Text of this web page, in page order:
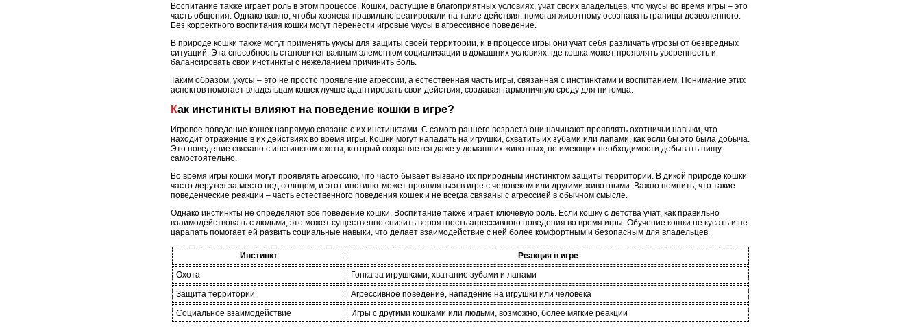
Воспитание также играет роль в этом процессе. Кошки, растущие в благоприятных условиях, учат своих владельцев, что укусы во время игры – это
часть общения. Однако важно, чтобы хозяева правильно реагировали на такие действия, помогая животному осознавать границы дозволенного.
Без корректного воспитания кошки могут перенести игровые укусы в агрессивное поведение.
В природе кошки также могут применять укусы для защиты своей территории, и в процессе игры они учат себя различать угрозы от безвредных
ситуаций. Эта способность становится важным элементом социализации в домашних условиях, где кошка может проявлять уверенность и
балансировать свои инстинкты с нежеланием причинить боль.
Таким образом, укусы – это не просто проявление агрессии, а естественная часть игры, связанная с инстинктами и воспитанием. Понимание этих
аспектов помогает владельцам кошек лучше адаптировать свои действия, создавая гармоничную среду для питомца.
Как инстинкты влияют на поведение кошки в игре?
Игровое поведение кошек напрямую связано с их инстинктами. С самого раннего возраста они начинают проявлять охотничьи навыки, что
находит отражение в их действиях во время игры. Кошки могут нападать на игрушки, схватить их зубами или лапами, как если бы это была добыча.
Это поведение связано с инстинктом охоты, который сохраняется даже у домашних животных, не имеющих необходимости добывать пищу
самостоятельно.
Во время игры кошки могут проявлять агрессию, что часто бывает вызвано их природным инстинктом защиты территории. В дикой природе кошки
часто дерутся за место под солнцем, и этот инстинкт может проявляться в игре с человеком или другими животными. Важно помнить, что такие
поведенческие реакции – часть естественного поведения кошек и не всегда связаны с агрессией в обычном смысле.
Однако инстинкты не определяют всё поведение кошки. Воспитание также играет ключевую роль. Если кошку с детства учат, как правильно
взаимодействовать с людьми, это может существенно снизить вероятность агрессивного поведения во время игры. Обучение кошки не кусать и не
царапать помогает ей развить социальные навыки, что делает взаимодействие с ней более комфортным и безопасным для владельцев.
Инстинкт
Реакция в игре
Охота
Гонка за игрушками, хватание зубами и лапами
Защита территории
Агрессивное поведение, нападение на игрушки или человека
Социальное взаимодействие
Игры с другими кошками или людьми, возможно, более мягкие реакции